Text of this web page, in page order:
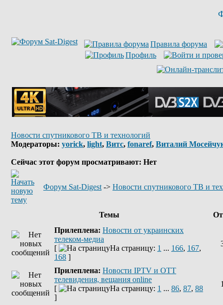
Правила форума
Профиль
Новости спутникового ТВ и технологий
Модераторы: yorick, light, Витс, fonaref, Виталий
Сейчас этот форум просматривают: Нет
Форум Sat-Digest -> Новости спутникового ТВ и
Темы
Прилеплена: Новости от украинских
телеком-медиа
[
На страницу: 1 ... 166, 167,
168 ]
Прилеплена: Новости IPTV и OTT
телевидения, вещания online
[
На страницу: 1 ... 86, 87, 88
]